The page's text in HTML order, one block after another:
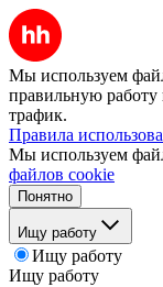
Мы используем
правильную работу
трафик.
Правила
Мы используем
файлов cookie
Понятно
Ищу работу
Ищу работу
Ищу работу